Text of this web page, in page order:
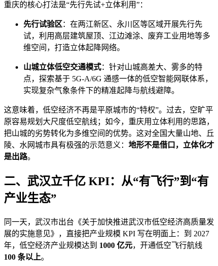
重庆的核心打法是“先行先试+立体利用”：
先行试验区 ：在两江新区、永川区等区域开展先行先
试，利用高层建筑屋顶、江边滩涂、废弃工业用地等多
维空间，打造立体起降网络。
山城立体低空交通模式：针对山城高差大、雾多的特
点，探索基于 5G-A/6G 通感一体的低空智能网联体系，
实现复杂气象条件下的精准起降与航线避障。
这意味着，低空经济不再是平原城市的“特权”。过去，空旷平
原容易规划大尺度低空航线；如今，重庆用立体利用的思路，
把山城的劣势转化为多维空间的优势。这对全国大量山地、丘
陵、水网城市具有极强的示范意义： 地形不是借口，立体化才
是出路。
二、武汉立千亿 KPI：从“有飞行”到“有
产业生态”
同一天，武汉市出台《关于加快推进武汉市低空经济高质量发
展的实施意见》，直接把产业规模 KPI 写在明面上：到 2027
年，低空经济产业规模达到 1000 亿元，开通低空飞行航线
100 条以上。